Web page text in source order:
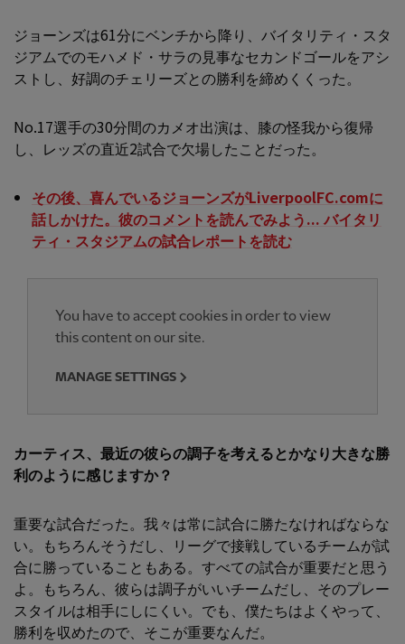
ジョーンズは61分にベンチから降り、バイタリティ・スタ
ジアムでのモハメド・サラの見事なセカンドゴールをアシ
ストし、好調のチェリーズとの勝利を締めくくった。
No.17選手の30分間のカメオ出演は、膝の怪我から復帰
し、レッズの直近2試合で欠場したことだった。
その後、喜んでいるジョーンズがLiverpoolFC.comに
話しかけた。彼のコメントを読んでみよう... バイタリ
ティ・スタジアムの試合レポートを読む
You have to accept cookies in order to view
this content on our site.
MANAGE SETTINGS
カーティス、最近の彼らの調子を考えるとかなり大きな勝
利のように感じますか？
重要な試合だった。我々は常に試合に勝たなければならな
い。もちろんそうだし、リーグで接戦しているチームが試
合に勝っていることもある。すべての試合が重要だと思う
よ。もちろん、彼らは調子がいいチームだし、そのプレー
スタイルは相手にしにくい。でも、僕たちはよくやって、
勝利を収めたので、そこが重要なんだ。